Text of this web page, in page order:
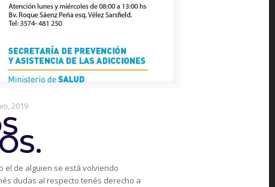
2019
el de alguien se está volviendo
dudas al respecto tenés derecho a